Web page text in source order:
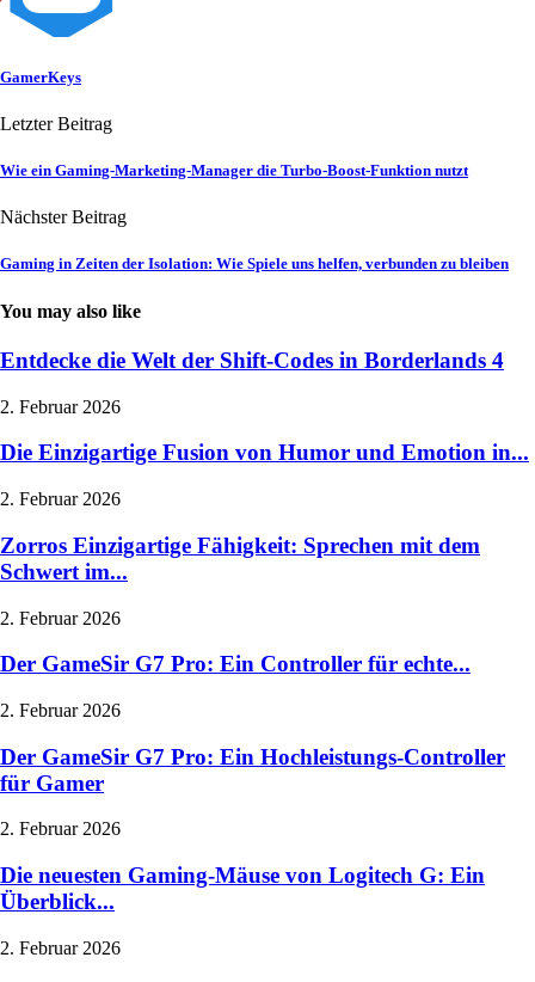
GamerKeys
Letzter Beitrag
Wie ein Gaming-Marketing-Manager die Turbo-Boost-Funktion nutzt
Nächster Beitrag
Gaming in Zeiten der Isolation: Wie Spiele uns helfen, verbunden zu bleiben
You may also like
Entdecke die Welt der Shift-Codes in Borderlands 4
2. Februar 2026
Die Einzigartige Fusion von Humor und Emotion in...
2. Februar 2026
Zorros Einzigartige Fähigkeit: Sprechen mit dem
Schwert im...
2. Februar 2026
Der GameSir G7 Pro: Ein Controller für echte...
2. Februar 2026
Der GameSir G7 Pro: Ein Hochleistungs-Controller
für Gamer
2. Februar 2026
Die neuesten Gaming-Mäuse von Logitech G: Ein
Überblick...
2. Februar 2026